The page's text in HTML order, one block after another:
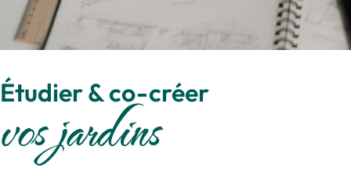
Étudier & co-créer
vos jardins